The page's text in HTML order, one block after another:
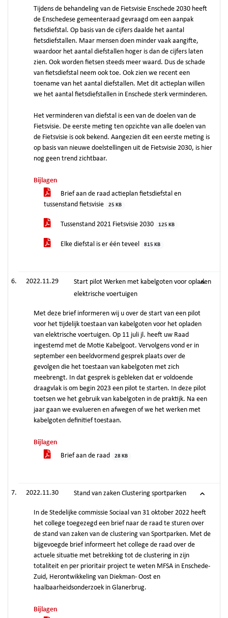
Tijdens de behandeling van de Fietsvisie Enschede 2030 heeft
de Enschedese gemeenteraad gevraagd om een aanpak
fietsdiefstal. Op basis van de cijfers daalde het aantal
fietsdiefstallen. Maar mensen doen minder vaak aangifte,
waardoor het aantal diefstallen hoger is dan de cijfers laten
zien. Ook worden fietsen steeds meer waard. Dus de schade
van fietsdiefstal neem ook toe. Ook zien we recent een
toename van het aantal diefstallen. Met dit actieplan willen
we het aantal fietsdiefstallen in Enschede sterk verminderen.
Het verminderen van diefstal is een van de doelen van de
Fietsvisie. De eerste meting ten opzichte van alle doelen van
de Fietsvisie is ook bekend. Aangezien dit een eerste meting is
op basis van nieuwe doelstellingen uit de Fietsvisie 2030, is hier
nog geen trend zichtbaar.
Bijlagen
Brief aan de raad actieplan fietsdiefstal en
tussenstand fietsvisie
25 KB
Tussenstand 2021 Fietsvisie 2030 125 KB
Elke diefstal is er één teveel 815 KB
2022.11.29
Start pilot Werken met kabelgoten voor opladen
elektrische voertuigen
Met deze brief informeren wij u over de start van een pilot
voor het tijdelijk toestaan van kabelgoten voor het opladen
van elektrische voertuigen. Op 11 juli jl. heeft uw Raad
ingestemd met de Motie Kabelgoot. Vervolgens vond er in
september een beeldvormend gesprek plaats over de
gevolgen die het toestaan van kabelgoten met zich
meebrengt. In dat gesprek is gebleken dat er voldoende
draagvlak is om begin 2023 een pilot te starten. In deze pilot
toetsen we het gebruik van kabelgoten in de praktijk. Na een
jaar gaan we evalueren en afwegen of we het werken met
kabelgoten definitief toestaan.
Bijlagen
Brief aan de raad
28 KB
2022.11.30 Stand van zaken Clustering sportparken
In de Stedelijke commissie Sociaal van 31 oktober 2022 heeft
het college toegezegd een brief naar de raad te sturen over
de stand van zaken van de clustering van Sportparken. Met de
bijgevoegde brief informeert het college de raad over de
actuele situatie met betrekking tot de clustering in zijn
totaliteit en per prioritair project te weten MFSA in Enschede-
Zuid, Herontwikkeling van Diekman- Oost en
haalbaarheidsonderzoek in Glanerbrug.
Bijlagen